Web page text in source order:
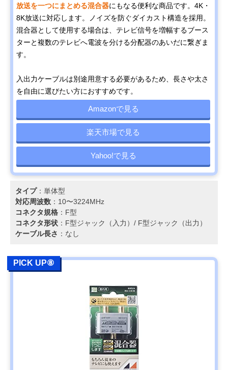
放送を一つにまとめる混合器にもなる便利な商品です。4K・
8K放送に対応します。ノイズを防ぐダイカスト構造を採用。
混合器として使用する場合は、テレビ信号を増幅するブース
ターと複数のテレビへ電波を分ける分配器のあいだに繋ぎま
す。
入出力ケーブルは別途用意する必要があるため、長さや太さ
を自由に選びたい方におすすめです。
Amazonで見る
楽天市場で見る
Yahoo!で見る
タイプ：単体型
対応周波数 ：10〜3224MHz
コネクタ規格 ：F型
コネクタ形状 ：F型ジャック（入力）/ F型ジャック（出力）
ケーブル長さ ：なし
PICK UP⑧